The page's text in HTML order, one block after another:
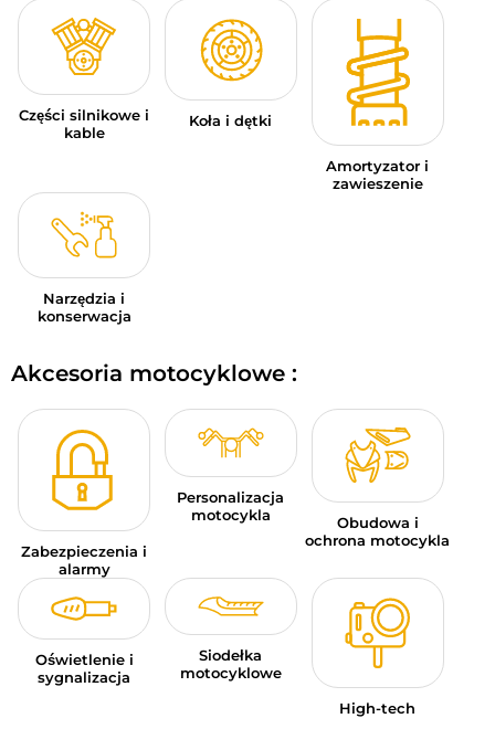
Części silnikowe i
kable
Koła i dętki
Amortyzator i
zawieszenie
Narzędzia i
konserwacja
Akcesoria motocyklowe :
Zabezpieczenia i
alarmy
Personalizacja
motocykla
Obudowa i
ochrona motocykla
Oświetlenie i
sygnalizacja
Siodełka
motocyklowe
High-tech